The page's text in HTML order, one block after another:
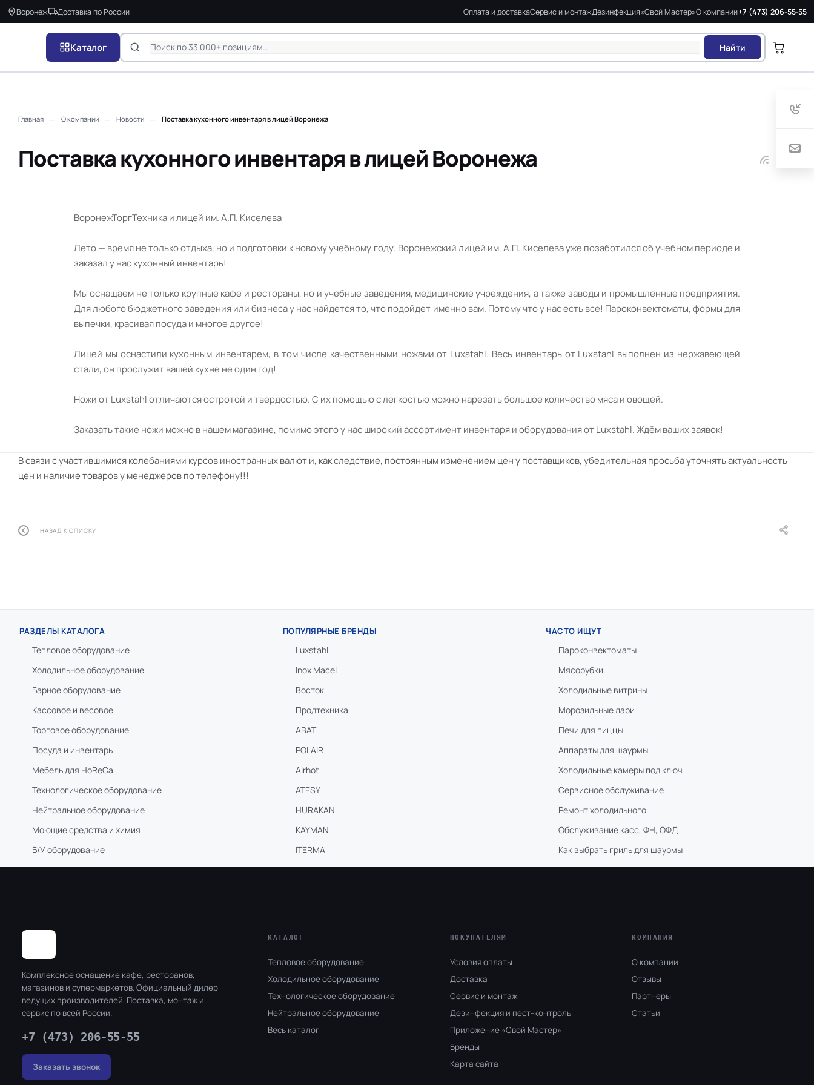
Воронеж Доставка по России Оплата и доставкаСервис и монтажДезинфекция«Свой Мастер»О компании+7 (473) 206-55-55
Каталог Найти
Главная О компании Новости Поставка кухонного инвентаря в лицей Воронежа
Поставка кухонного инвентаря в лицей Воронежа
ВоронежТоргТехника и лицей им. А.П. Киселева
Лето — время не только отдыха, но и подготовки к новому учебному году. Воронежский лицей им. А.П. Киселева уже позаботился об учебном периоде и
заказал у нас кухонный инвентарь!
Мы оснащаем не только крупные кафе и рестораны, но и учебные заведения, медицинские учреждения, а также заводы и промышленные предприятия.
Для любого бюджетного заведения или бизнеса у нас найдется то, что подойдет именно вам. Потому что у нас есть все! Пароконвектоматы, формы для
выпечки, красивая посуда и многое другое!
Лицей мы оснастили кухонным инвентарем, в том числе качественными ножами от Luxstahl. Весь инвентарь от Luxstahl выполнен из нержавеющей
стали, он прослужит вашей кухне не один год!
Ножи от Luxstahl отличаются остротой и твердостью. С их помощью с легкостью можно нарезать большое количество мяса и овощей.
Заказать такие ножи можно в нашем магазине, помимо этого у нас широкий ассортимент инвентаря и оборудования от Luxstahl. Ждём ваших заявок!
В связи с участившимися колебаниями курсов иностранных валют и, как следствие, постоянным изменением цен у поставщиков, убедительная просьба уточнять актуальность
цен и наличие товаров у менеджеров по телефону!!!
НАЗАД К СПИСКУ
РАЗДЕЛЫ КАТАЛОГА
Тепловое оборудование
Холодильное оборудование
Барное оборудование
Кассовое и весовое
Торговое оборудование
Посуда и инвентарь
Мебель для HoReCa
Технологическое оборудование
Нейтральное оборудование
Моющие средства и химия
Б/У оборудование
ПОПУЛЯРНЫЕ БРЕНДЫ
Luxstahl
Inox Macel
Восток
Продтехника
ABAT
POLAIR
Airhot
ATESY
HURAKAN
KAYMAN
ITERMA
ЧАСТО ИЩУТ
Пароконвектоматы
Мясорубки
Холодильные витрины
Морозильные лари
Печи для пиццы
Аппараты для шаурмы
Холодильные камеры под ключ
Сервисное обслуживание
Ремонт холодильного
Обслуживание касс, ФН, ОФД
Как выбрать гриль для шаурмы
Комплексное оснащение кафе, ресторанов,
магазинов и супермаркетов. Официальный дилер
ведущих производителей. Поставка, монтаж и
сервис по всей России.
+7 (473) 206-55-55
Заказать звонок
КАТАЛОГ
Тепловое оборудование
Холодильное оборудование
Технологическое оборудование
Нейтральное оборудование
Весь каталог
ПОКУПАТЕЛЯМ
Условия оплаты
Доставка
Сервис и монтаж
Дезинфекция и пест-контроль
Приложение «Свой Мастер»
Бренды
Карта сайта
КОМПАНИЯ
О компании
Отзывы
Партнеры
Статьи